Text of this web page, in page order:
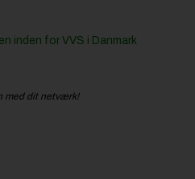
inden for VVS i Danmark
med dit netværk!